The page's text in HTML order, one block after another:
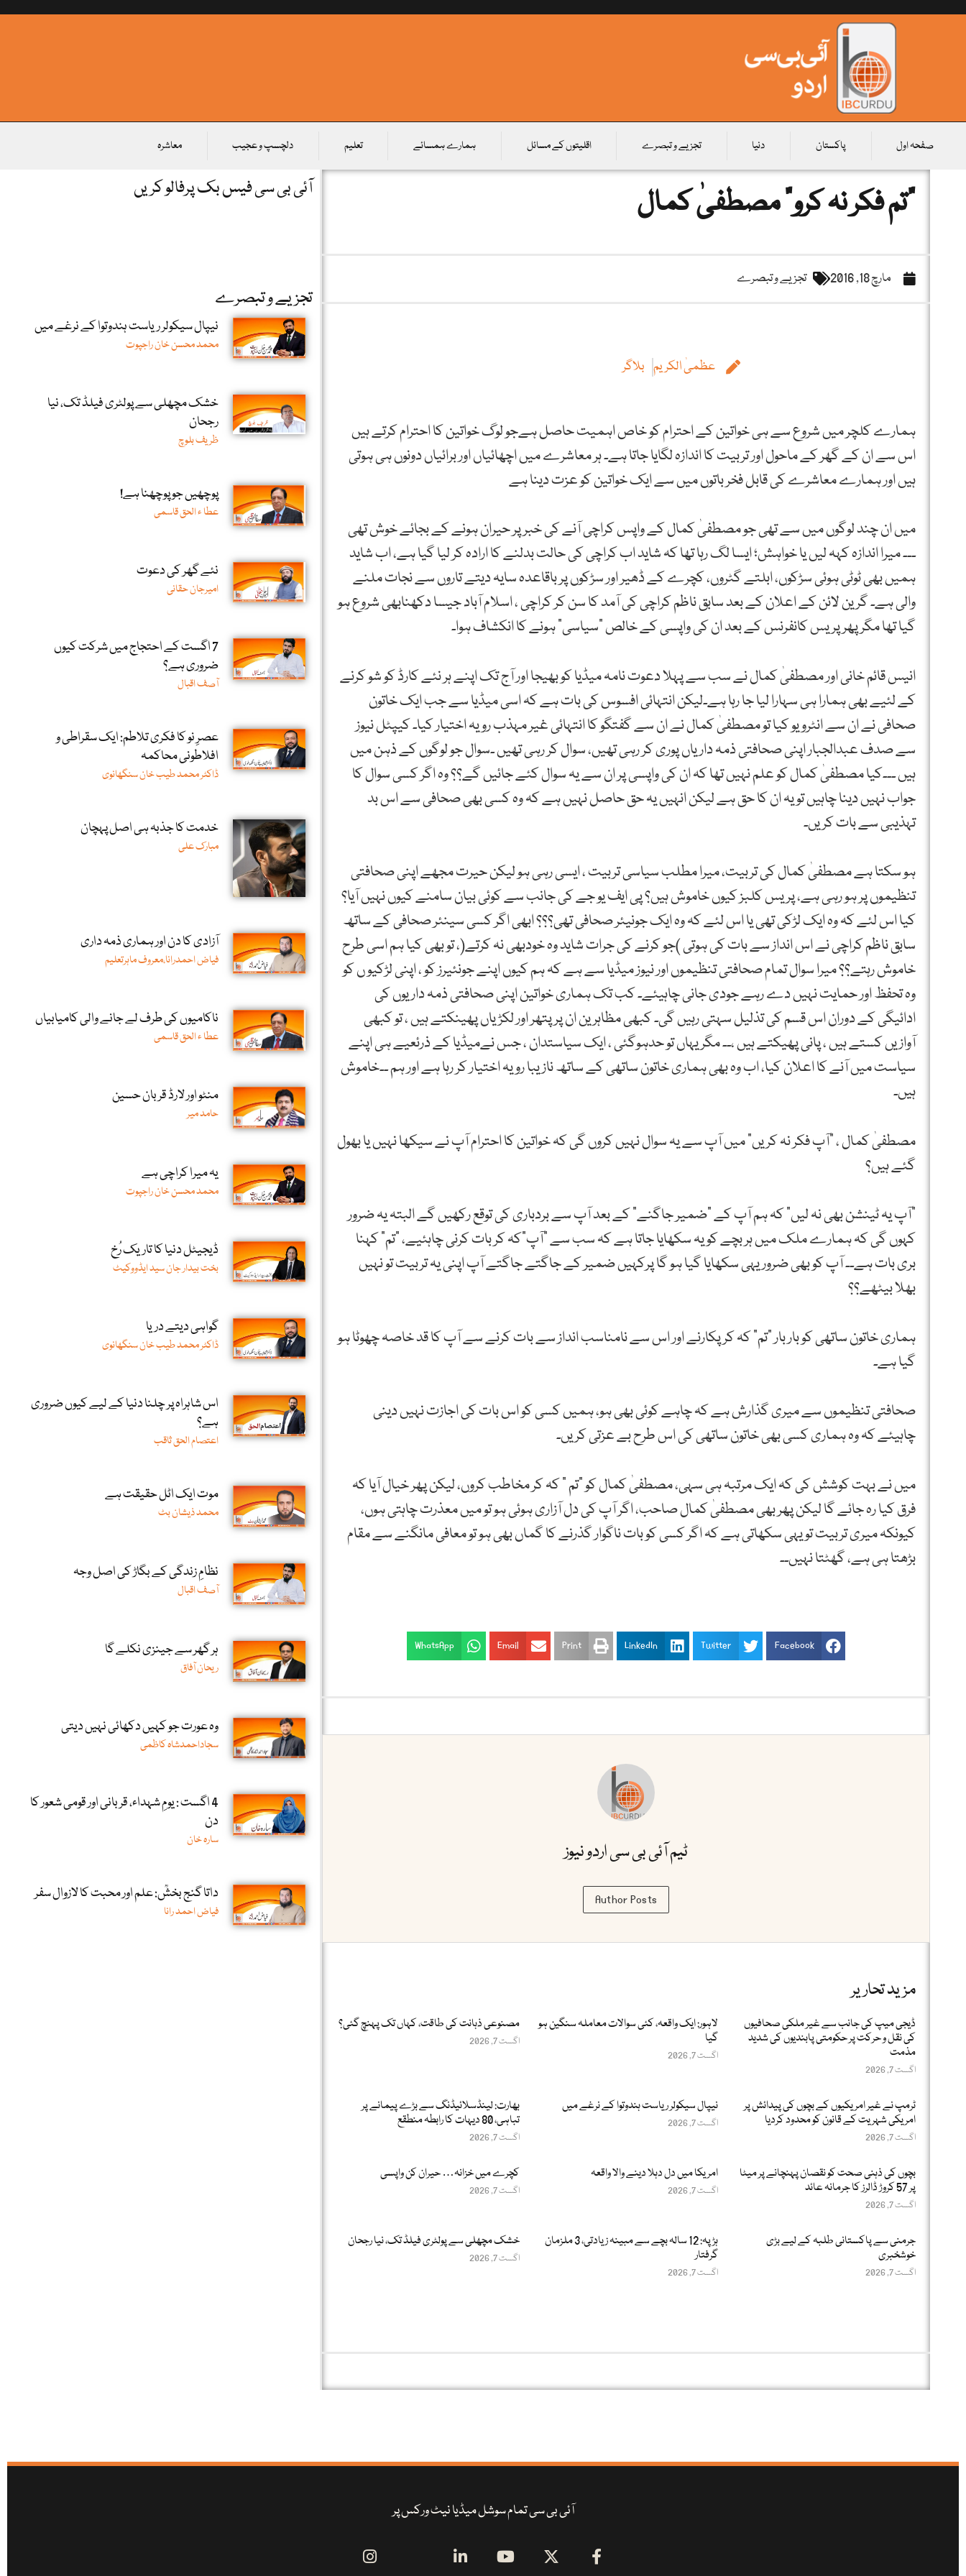
صفحہ اول پاکستان دنیا تجزیے و تبصرے اقلیتوں کے مسائل ہمارے ہمسائے تعلیم دلچسپ و عجیب معاشرہ
“تم فکر نہ کرو” مصطفیٰ کمال
مارچ 18, 2016 تجزیے و تبصرے
عظمیٰ الکریم بلاگر
ہمارے کلچر میں شروع سے ہی خواتین کے احترام کو خاص اہمیت حاصل ہےجو لوگ خواتین کا احترام کرتے ہیں
اس سے ان کے گھر کے ماحول اور تربیت کا اندازہ لگایا جاتا ہے۔ ہر معاشرے میں اچھائیاں اور برائیاں دونوں ہی ہوتی
ہیں اور ہمارے معاشرے کی قابل فخر باتوں میں سے ایک خواتین کو عزت دینا ہے
میں ان چند لوگوں میں سے تھی جو مصطفیٰ کمال کے واپس کراچی آنے کی خبر پر حیران ہونے کے بجائے خوش تھی
۔۔۔ میرا اندازہ کہہ لیں یا خواہش؛ ایسا لگ رہا تھا کہ شاید اب کراچی کی حالت بدلنے کا ارادہ کر لیا گیا ہے، اب شاید
ہمیں بھی ٹوٹی ہوئی سڑکوں، ابلتے گٹروں، کچرے کے ڈھیر اور سڑکوں پر باقاعدہ سایہ دیتے تاروں سے نجات ملنے
والی ہے۔ گرین لائن کے اعلان کے بعد سابق ناظم کراچی کی آمد کا سن کر کراچی ، اسلام آباد جیسا دکھنابھی شروع ہو
گیا تھا مگر پھر پریس کانفرنس کے بعد ان کی واپسی کے خالص “سیاسی” ہونے کا انکشاف ہوا۔
انیس قائم خانی اور مصطفیٰ کمال نے سب سے پہلا دعوت نامہ میڈیا کو بھیجا اور آج تک اپنے ہر نئے کارڈ کو شو کرنے
کے لئیے بھی ہمارا ہی سہارا لیا جا رہا ہے۔لیکن انتہائی افسوس کی بات ہے کہ اسی میڈیا سے جب ایک خاتون
صحافی نے ان سے انٹرویو کیا تو مصطفیٰ کمال نے ان سے گفتگو کا انتہائی غیر مہذب رویہ اختیار کیا۔ کیپٹل نیوز
سے صدف عبدالجبار اپنی صحافتی ذمہ داریاں پوری کر رہی تھیں، سوال کر رہی تھیں ۔سوال جو لوگوں کے ذہن میں
ہیں ۔۔۔کیا مصطفیٰ کمال کو علم نہیں تھا کہ ان کی واپسی پر ان سے یہ سوال کئے جائیں گے؟؟ وہ اگر کسی سوال کا
جواب نہیں دینا چاہیں تو یہ ان کا حق ہے لیکن انہیں یہ حق حاصل نہیں ہے کہ وہ کسی بھی صحافی سے اس بد
تہذیبی سے بات کریں۔
ہو سکتا ہے مصطفیٰ کمال کی تربیت، میرا مطلب سیاسی تربیت ، ایسی رہی ہو لیکن حیرت مجھے اپنی صحافتی
تنظیموں پر ہو رہی ہے، پریس کلبز کیوں خاموش ہیں؟ پی ایف یو جے کی جانب سے کوئی بیان سامنے کیوں نہیں آیا؟
کیا اس لئے کہ وہ ایک لڑکی تھی یا اس لئے کہ وہ ایک جونیئر صحافی تھی؟؟؟ ابھی اگر کسی سینئر صحافی کے ساتھ
سابق ناظم کراچی نے اس انداز سے بات کی ہوتی )جو کرنے کی جرات شاید وہ خودبھی نہ کرتے(، تو بھی کیا ہم اسی طرح
خاموش رہتے؟؟ میرا سوال تمام صحافتی تنظیموں اور نیوز میڈیا سے ہے کہ ہم کیوں اپنے جونئیرز کو ، اپنی لڑکیو ں کو
وہ تحفظ اور حمایت نہیں دے رہے جودی جانی چاہیئے۔ کب تک ہماری خواتین اپنی صحافتی ذمہ داریوں کی
ادائیگی کے دوران اس قسم کی تذلیل سہتی رہیں گی۔ کبھی مظاہرین ان پر پتھر اور لکڑیاں پھینکتے ہیں ، تو کبھی
آوازیں کستے ہیں ، پانی پھیکتے ہیں ،۔۔ مگر یہاں تو حدہوگئی ، ایک سیاستدان ، جس نےمیڈیا کے ذرئعیے ہی اپنے
سیاست میں آنے کا اعلان کیا، اب وہ بھی ہماری خاتون ساتھی کے ساتھ نازیبا رویہ اختیار کر رہا ہے اور ہم ۔۔خاموش
ہیں۔
مصطفیٰ کمال ، “آپ فکر نہ کریں” میں آپ سے یہ سوال نہیں کروں گی کہ خواتین کا احترام آپ نے سیکھا نہیں یا بھول
گئے ہیں؟
“آپ یہ ٹینشن بھی نہ لیں” کہ ہم آپ کے “ضمیر جاگنے” کے بعد آپ سے بردباری کی توقع رکھیں گے البتہ یہ ضرور
کہوں گی کہ ہمارے ملک میں ہر بچے کو یہ سکھایا جاتا ہے کہ سب سے “آپ“کہ کر بات کرنی چاہئیے، “تم” کہنا
بری بات ہے۔۔ آپ کو بھی ضرور یہی سکھایا گیا ہو گا پرکہیں ضمیر کے جاگتے جاگتے آپ اپنی یہ تربیت تو نہیں
بھلا بیٹھے؟؟
ہماری خاتون ساتھی کو بار بار “تم” کہ کر پکارنے اور اس سے نامناسب انداز سے بات کرنے سے آپ کا قد خاصہ چھوٹا ہو
گیا ہے۔
صحافتی تنظیموں سے میری گذارش ہے کہ چاہے کوئی بھی ہو، ہمیں کسی کو اس بات کی اجازت نہیں دینی
چاہیئے کہ وہ ہماری کسی بھی خاتون ساتھی کی اس طرح بے عزتی کریں۔
میں نے بہت کوشش کی کہ ایک مرتبہ ہی سہی، مصطفیٰ کمال کو “تم ” کہ کر مخاطب کروں، لیکن پھر خیال آیا کہ
فرق کیا رہ جائے گا لیکن پھر بھی مصطفیٰ کمال صاحب، اگر آپ کی دل آزاری ہوئی ہو تو میں معذرت چاہتی ہوں،
کیونکہ میری تربیت تو یہی سکھاتی ہے کہ اگر کسی کو بات ناگوار گذرنے کا گماں بھی ہو تو معافی مانگنے سے مقام
بڑھتا ہی ہے، گھٹتا نہیں۔۔
Facebook
Twitter
LinkedIn
Print
Email
WhatsApp
ٹیم آئی بی سی اردو نیوز
Author Posts
مزید تحاریر
ڈیجی میپ کی جانب سے غیر ملکی صحافیوں
کی نقل و حرکت پر حکومتی پابندیوں کی شدید
مذمت
اگست 7, 2026
لاہور: ایک واقعہ، کئی سوالات معاملہ سنگین ہو
گیا
اگست 7, 2026
مصنوعی ذہانت کی طاقت، کہاں تک پہنچ گئی؟
اگست 7, 2026
ٹرمپ نے غیر امریکیوں کے بچوں کی پیدائش پر
امریکی شہریت کے قانون کو محدود کردیا
اگست 7, 2026
نیپال سیکولر ریاست ہندوتوا کے نرغے میں
اگست 7, 2026
بھارت: لینڈسلائیڈنگ سے بڑے پیمانے پر
تباہی، 80 دیہات کا رابطہ منطقع
اگست 7, 2026
بچوں کی ذہنی صحت کو نقصان پہنچانے پر میٹا
پر 57 کروڑ ڈالرز کا جرمانہ عائد
اگست 7, 2026
امریکا میں دل دہلا دینے والا واقعہ
اگست 7, 2026
کچرے میں خزانہ… حیران کن واپسی
اگست 7, 2026
جرمنی سے پاکستانی طلبہ کے لیے بڑی
خوشخبری
اگست 7, 2026
ہڑپہ: 12 سالہ بچے سے مبینہ زیادتی، 3 ملزمان
گرفتار
اگست 7, 2026
خشک مچھلی سے پولٹری فیلڈ تک، نیا رجحان
اگست 7, 2026
آئی بی سی فیس بک پرفالو کریں
تجزیے و تبصرے
نیپال سیکولر ریاست ہندوتوا کے نرغے میں
محمد محسن خان راجپوت
خشک مچھلی سے پولٹری فیلڈ تک، نیا
رجحان
ظریف بلوچ
پوچھیں جو پوچھنا ہے!
عطا ء الحق قاسمی
نئے گھر کی دعوت
امیرجان حقانی
7 اگست کے احتجاج میں شرکت کیوں
ضروری ہے؟
آصف اقبال
عصرِ نو کا فکری تلاطم: ایک سقراطی و
افلاطونی محاکمہ
ڈاکٹر محمد طیب خان سنگھانوی
خدمت کا جذبہ ہی اصل پہچان
مبارک علی
آزادی کا دن اور ہماری ذمہ داری
فیاض احمدرانا،معروف ماہرتعلیم
ناکامیوں کی طرف لے جانے والی کامیابیاں
عطا ء الحق قاسمی
منٹو اور لارڈ قربان حسین
حامد میر
یہ میرا کراچی ہے
محمد محسن خان راجپوت
ڈیجیٹل دنیا کا تاریک رُخ
بخت بیدار جان سید ایڈووکیٹ
گواہی دیتے دریا
ڈاکٹر محمد طیب خان سنگھانوی
اس شاہراہ پر چلنا دنیا کے لیے کیوں ضروری
ہے؟
اعتصام الحق ثاقب
موت ایک اٹل حقیقت ہے
محمد ذیشان بٹ
نظامِ زندگی کے بگاڑ کی اصل وجہ
آصف اقبال
ہر گھر سے جینزی نکلے گا
ریحان آفاق
وہ عورت جو کہیں دکھائی نہیں دیتی
سجاداحمدشاہ کاظمی
4 اگست : یومِ شہداء، قربانی اور قومی شعور کا
دن
سارہ خان
داتا گنج بخشؒ: علم اور محبت کا لازوال سفر
فیاض احمد رانا
آئی بی سی تمام سوشل میڈیا نیٹ ورکس پر